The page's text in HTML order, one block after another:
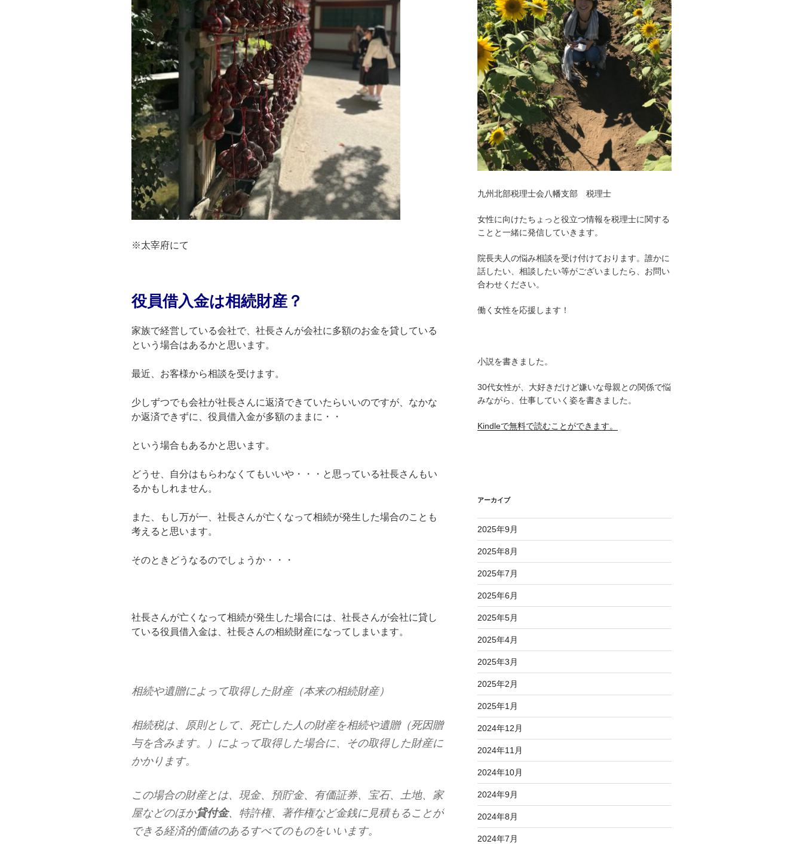
※太宰府にて
役員借入金は相続財産？
家族で経営している会社で、社長さんが会社に多額のお金を貸している
という場合はあるかと思います。
最近、お客様から相談を受けます。
少しずつでも会社が社長さんに返済できていたらいいのですが、なかな
か返済できずに、役員借入金が多額のままに・・
という場合もあるかと思います。
どうせ、自分はもらわなくてもいいや・・・と思っている社長さんもい
るかもしれません。
また、もし万が一、社長さんが亡くなって相続が発生した場合のことも
考えると思います。
そのときどうなるのでしょうか・・・
社長さんが亡くなって相続が発生した場合には、社長さんが会社に貸し
ている役員借入金は、社長さんの相続財産になってしまいます。
相続や遺贈によって取得した財産（本来の相続財産）
相続税は、原則として、死亡した人の財産を相続や遺贈（死因贈
与を含みます。）によって取得した場合に、その取得した財産に
かかります。
この場合の財産とは、現金、預貯金、有価証券、宝石、土地、家
屋などのほか貸付金、特許権、著作権など金銭に見積もることが
できる経済的価値のあるすべてのものをいいます。
九州北部税理士会八幡支部 税理士
女性に向けたちょっと役立つ情報を税理士に関する
ことと一緒に発信していきます。
院長夫人の悩み相談を受け付けております。誰かに
話したい、相談したい等がございましたら、お問い
合わせください。
働く女性を応援します！
小説を書きました。
30代女性が、大好きだけど嫌いな母親との関係で悩
みながら、仕事していく姿を書きました。
Kindleで無料で読むことができます。
アーカイブ
2025年9月
2025年8月
2025年7月
2025年6月
2025年5月
2025年4月
2025年3月
2025年2月
2025年1月
2024年12月
2024年11月
2024年10月
2024年9月
2024年8月
2024年7月